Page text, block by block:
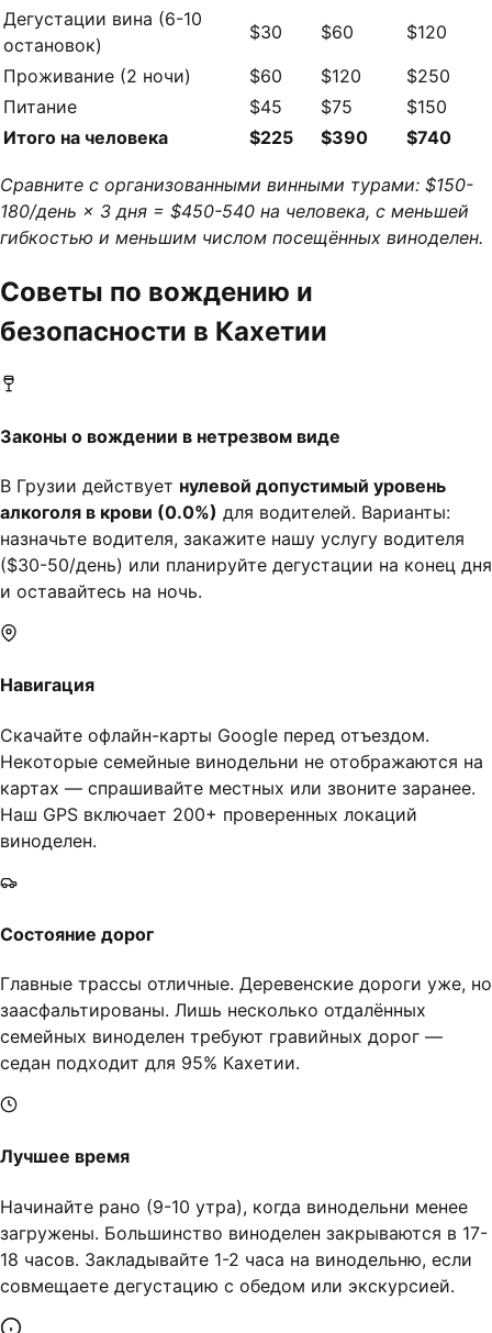
Дегустации вина (6-10
остановок)
$30 $60
$120
Проживание (2 ночи)
$60 $120
$250
Питание
$45 $75
$150
Итого на человека
$225 $390 $740
Сравните с организованными винными турами: $150-
180/день × 3 дня = $450-540 на человека, с меньшей
гибкостью и меньшим числом посещённых виноделен.
Советы по вождению и
безопасности в Кахетии
Законы о вождении в нетрезвом виде
В Грузии действует нулевой допустимый уровень
алкоголя в крови (0.0%) для водителей. Варианты:
назначьте водителя, закажите нашу услугу водителя
($30-50/день) или планируйте дегустации на конец дня
и оставайтесь на ночь.
Навигация
Скачайте офлайн-карты Google перед отъездом.
Некоторые семейные винодельни не отображаются на
картах — спрашивайте местных или звоните заранее.
Наш GPS включает 200+ проверенных локаций
виноделен.
Состояние дорог
Главные трассы отличные. Деревенские дороги уже, но
заасфальтированы. Лишь несколько отдалённых
семейных виноделен требуют гравийных дорог —
седан подходит для 95% Кахетии.
Лучшее время
Начинайте рано (9-10 утра), когда винодельни менее
загружены. Большинство виноделен закрываются в 17-
18 часов. Закладывайте 1-2 часа на винодельню, если
совмещаете дегустацию с обедом или экскурсией.